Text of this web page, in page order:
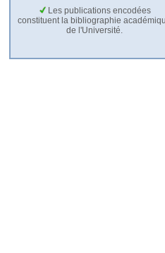
Les publications encodées
constituent la bibliographie
de l'Université.